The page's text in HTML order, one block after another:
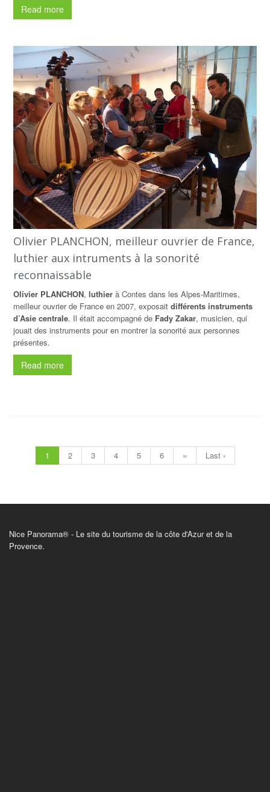
Read more
Olivier PLANCHON, meilleur ouvrier de France,
luthier aux intruments à la sonorité
reconnaissable
Olivier PLANCHON, luthier à Contes dans les Alpes-Maritimes,
meilleur ouvrier de France en 2007, exposait différents instruments
d’Asie centrale. Il était accompagné de Fady Zakar, musicien, qui
jouait des instruments pour en montrer la sonorité aux personnes
présentes.
Read more
1 2 3 4 5 6 » Last ›
Nice Panorama® - Le site du tourisme de la côte d'Azur et de la
Provence.